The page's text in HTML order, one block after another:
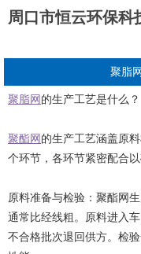
周口市恒云环保科
聚脂
聚脂网 的生产工艺是什么？
聚酯网 的生产工艺涵盖原
个环节，各环节紧密配合
原料准备与检验：聚酯网
通常比经线粗。原料进入
不合格批次退回供方。检